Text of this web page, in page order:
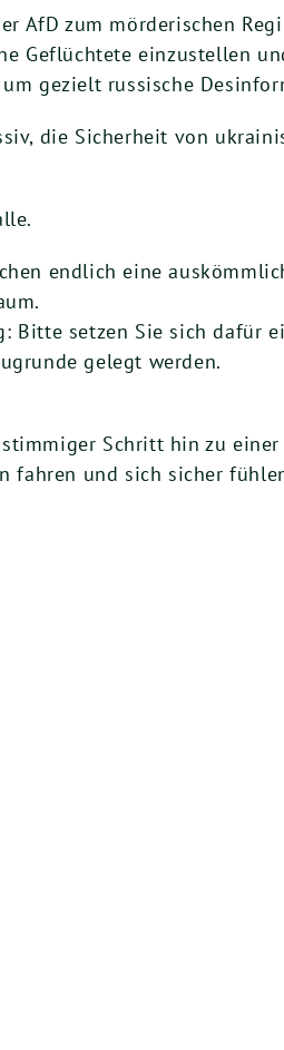
AfD zum mörderischen
Geflüchtete einzustellen
gezielt russische
die Sicherheit von
endlich eine
Bitte setzen Sie sich dafür
gelegt werden.
Schritt hin zu
fahren und sich sicher